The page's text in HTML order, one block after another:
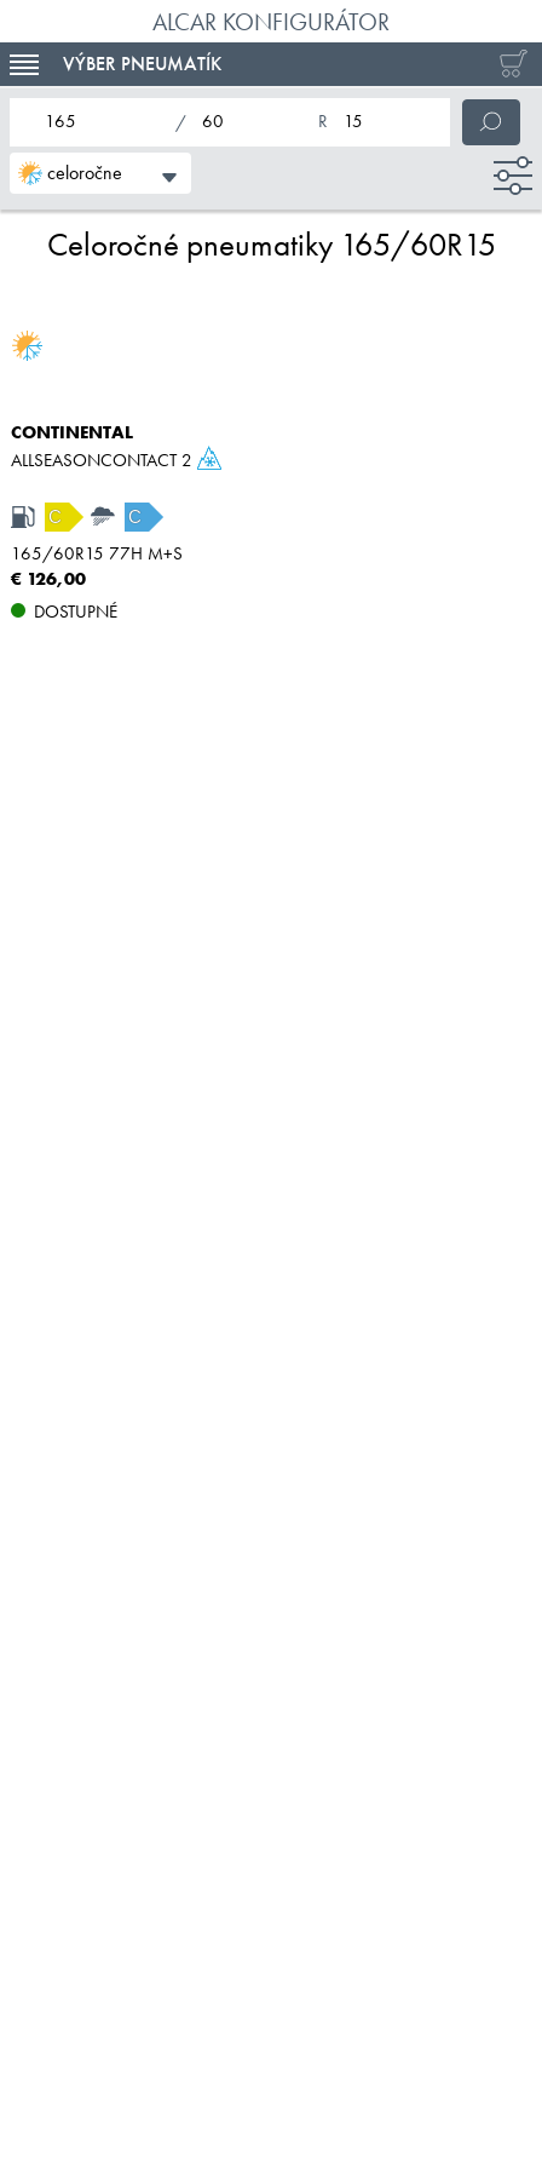
ALCAR KONFIGURÁTOR
TOGGLE NAVIGATION
VÝBER PNEUMATÍK
celoročne
nominálna šírka pneumatiky
profil pneumatiky
nominálny priemer pneumatiky
Celoročné pneumatiky 165/60R15
CONTINENTAL
ALLSEASONCONTACT 2
C C
165/60R15 77H M+S
€ 126,00
DOSTUPNÉ